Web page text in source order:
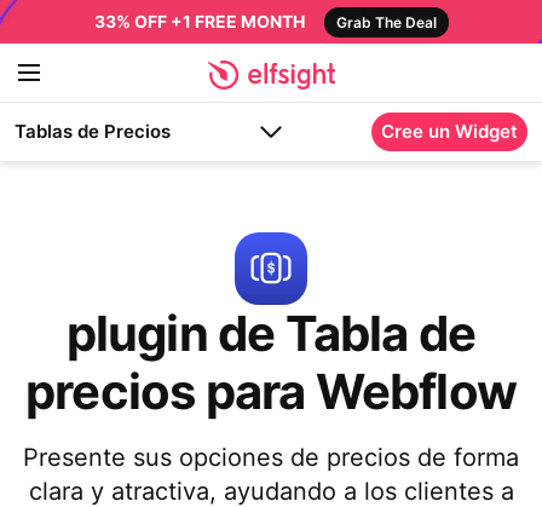
33% OFF +1 FREE MONTH Grab The Deal
Tablas de Precios Cree un Widget
plugin de Tabla de
precios para Webflow
Presente sus opciones de precios de forma
clara y atractiva, ayudando a los clientes a